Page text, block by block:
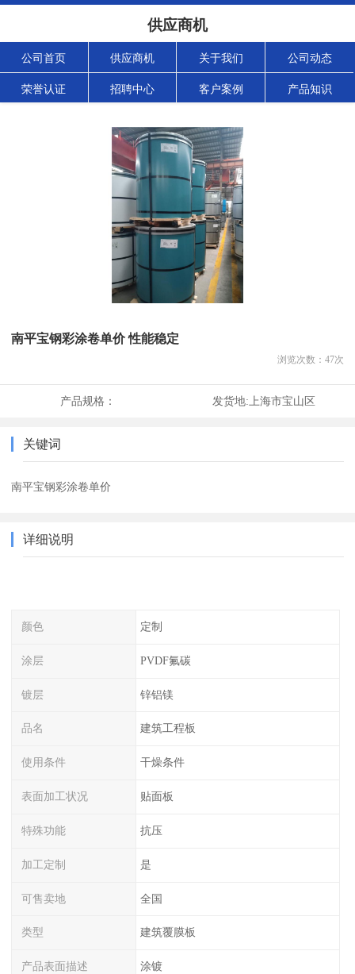
供应商机
公司首页 供应商机 关于我们 公司动态
荣誉认证 招聘中心 客户案例 产品知识
南平宝钢彩涂卷单价 性能稳定
浏览次数： 47次
产品规格： 发货地: 上海市宝山区
关键词
南平宝钢彩涂卷单价
详细说明
颜色 定制
涂层 PVDF氟碳
镀层 锌铝镁
品名 建筑工程板
使用条件 干燥条件
表面加工状况 贴面板
特殊功能 抗压
加工定制 是
可售卖地 全国
类型 建筑覆膜板
产品表面描述 涂镀